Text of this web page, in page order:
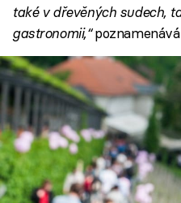
také v dřevěných sudech,
gastronomii,“poznamenává